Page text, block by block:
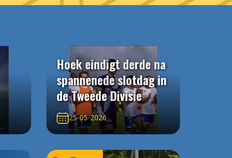
Hoek eindigt derde na
spannenede slotdag in
de Tweede Divisie
25-05-2026